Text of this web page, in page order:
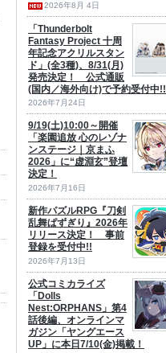
2026年8月 4日
「Thunderbolt
Fantasy Project 十周
年記念アクリルスタン
ド」(全3種)、8/31(月)
発売決定！ 公式通販
(国内／海外向け)で予約受付中!!
2026年7月24日
9/19(土)10:00～開催
「楽園追放 心のレゾナ
ンステージ｜京まふ
2026」に“虚淵玄”登壇
決定！
2026年7月16日
新作パズルRPG『刀剣
乱舞ぱずぎり』2026年
リリース決定！ 事前
登録を受付中!!
2026年7月13日
公式コミカライズ
「Dolls
Nest:ORPHANS」第4
話後編、オンラインマ
ガジン「ヤングエース
UP」に本日7/10(金)掲載！